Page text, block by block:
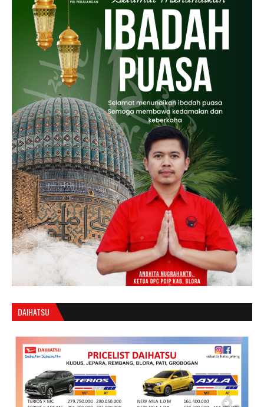
DAIHATSU